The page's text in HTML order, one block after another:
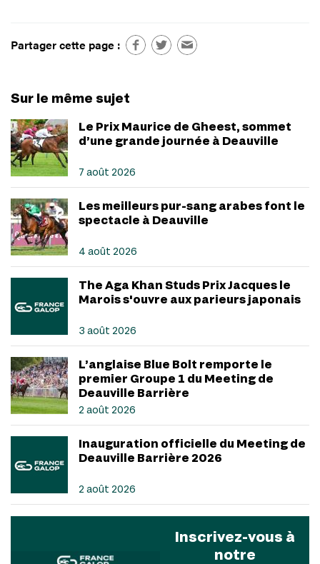
Partager cette page :
Sur le même sujet
Le Prix Maurice de Gheest, sommet
d’une grande journée à Deauville
7 août 2026
Les meilleurs pur-sang arabes font le
spectacle à Deauville
4 août 2026
The Aga Khan Studs Prix Jacques le
Marois s'ouvre aux parieurs japonais
3 août 2026
L’anglaise Blue Bolt remporte le
premier Groupe 1 du Meeting de
Deauville Barrière
2 août 2026
Inauguration officielle du Meeting de
Deauville Barrière 2026
2 août 2026
Inscrivez-vous à
notre